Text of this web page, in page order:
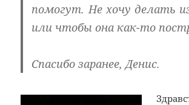
помогут. Не хочу делать
или чтобы она как-то
Спасибо заранее, Денис.